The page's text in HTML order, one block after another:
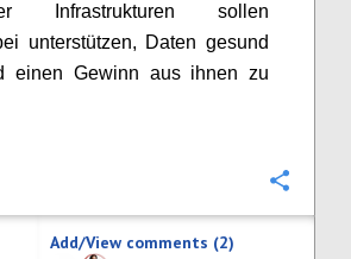
Infrastrukturen sollen
unterstützen, Daten gesund
einen Gewinn aus ihnen zu
Add/View comments (2)